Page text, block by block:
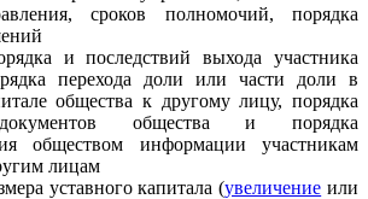
сроков полномочий, порядка
и последствий выхода участника
перехода доли или части доли в
общества к другому лицу, порядка
общества и порядка
обществом информации участникам
лицам
уставного капитала (увеличение или